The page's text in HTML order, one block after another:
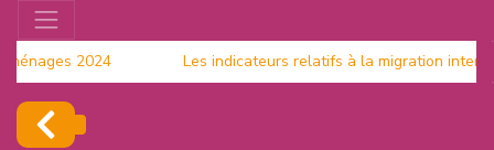
2024
Les indicateurs relatifs à la migration